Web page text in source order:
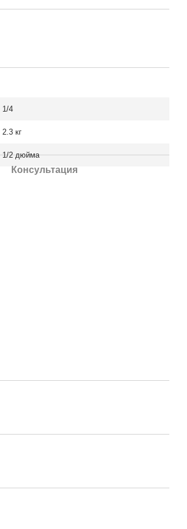
1/4
2.3 кг
1/2 дюйма
Консультация